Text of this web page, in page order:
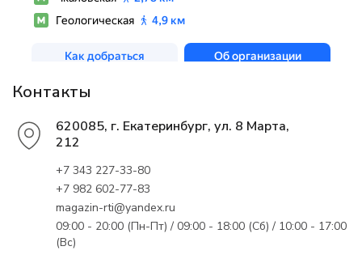
Контакты
620085, г. Екатеринбург, ул. 8 Марта,
212
+7 343 227-33-80
+7 982 602-77-83
magazin-rti@yandex.ru
09:00 - 20:00 (Пн-Пт) / 09:00 - 18:00 (Сб) / 10:00 - 17:00
(Вс)